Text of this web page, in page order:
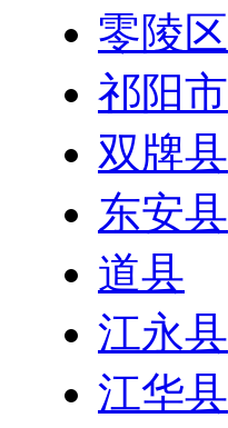
零陵区
祁阳市
双牌县
东安县
道县
江永县
江华县